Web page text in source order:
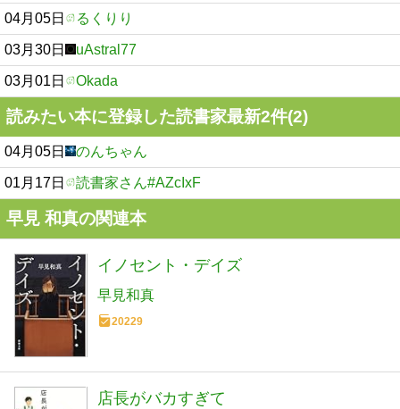
04月05日 るくりり
03月30日 uAstral77
03月01日 Okada
読みたい本に登録した読書家最新2件(2)
04月05日 のんちゃん
01月17日 読書家さん#AZcIxF
早見 和真の関連本
イノセント・デイズ
早見和真
20229
店長がバカすぎて